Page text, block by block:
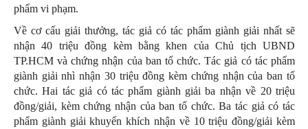
phẩm vi phạm.
Về cơ cấu giải thưởng, tác giả có tác phẩm giành giải nhất sẽ
nhận 40 triệu đồng kèm bằng khen của Chủ tịch UBND
TP.HCM và chứng nhận của ban tổ chức. Tác giả có tác phẩm
giành giải nhì nhận 30 triệu đồng kèm chứng nhận của ban tổ
chức. Hai tác giả có tác phẩm giành giải ba nhận về 20 triệu
đồng/giải, kèm chứng nhận của ban tổ chức. Ba tác giả có tác
phẩm giành giải khuyến khích nhận về 10 triệu đồng/giải kèm